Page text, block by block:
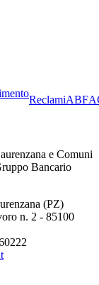
ReclamiABF
e Comuni
Bancario
(PZ)
n. 2 - 85100